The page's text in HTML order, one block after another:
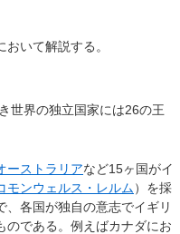
いて解説する。
世界の独立国家には26の王
ーストラリアなど15ヶ国がイ
モンウェルス・レルム）を採
、各国が独自の意志でイギリ
のである。例えばカナダにお